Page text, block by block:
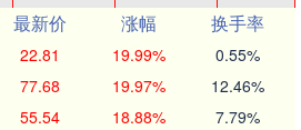
最新价 涨幅
换手率
22.81 19.99% 0.55%
77.68 19.97% 12.46%
55.54 18.88% 7.79%